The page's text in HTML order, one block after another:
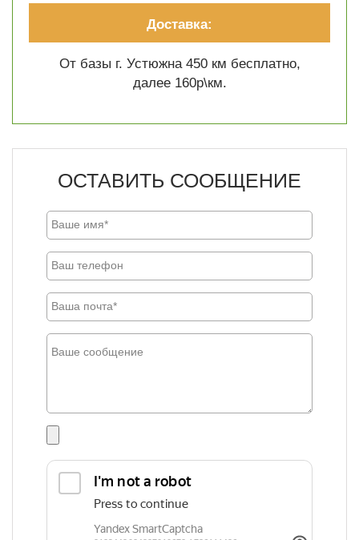
Доставка:
От базы г. Устюжна 450 км бесплатно,
далее 160р\км.
ОСТАВИТЬ СООБЩЕНИЕ